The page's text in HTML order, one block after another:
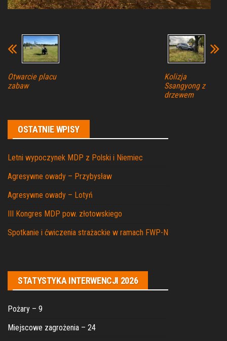
Otwarcie placu
zabaw
Kolizja
Ssangyong z
drzewem
OSTATNIE WPISY
Letni wypoczynek MDP z Polski i Niemiec
Agresywne owady – Przybysław
Agresywne owady – Lotyń
III Kongres MDP pow. złotowskiego
Spotkanie i ćwiczenia strażackie w ramach FWP-N
STATYSTYKA INTERWENCJI 2026
Pożary – 9
Miejscowe zagrożenia – 24